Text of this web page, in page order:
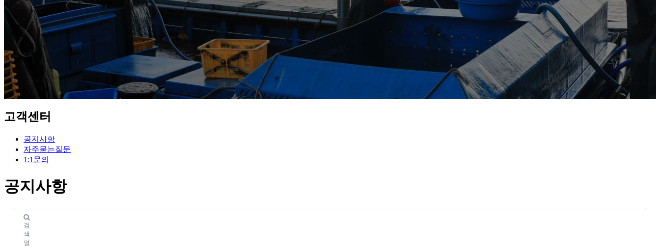
고객센터
공지사항
자주묻는질문
1:1문의
공지사항
검
색
열